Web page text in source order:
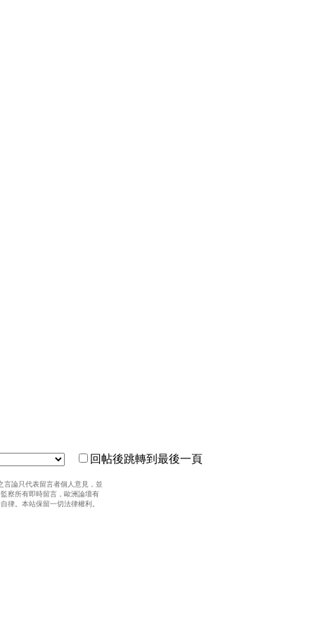
回帖後跳轉到最後一頁
言論只代表留言者個人意見，並
察所有即時留言，歐洲論壇有
律。本站保留一切法律權利。